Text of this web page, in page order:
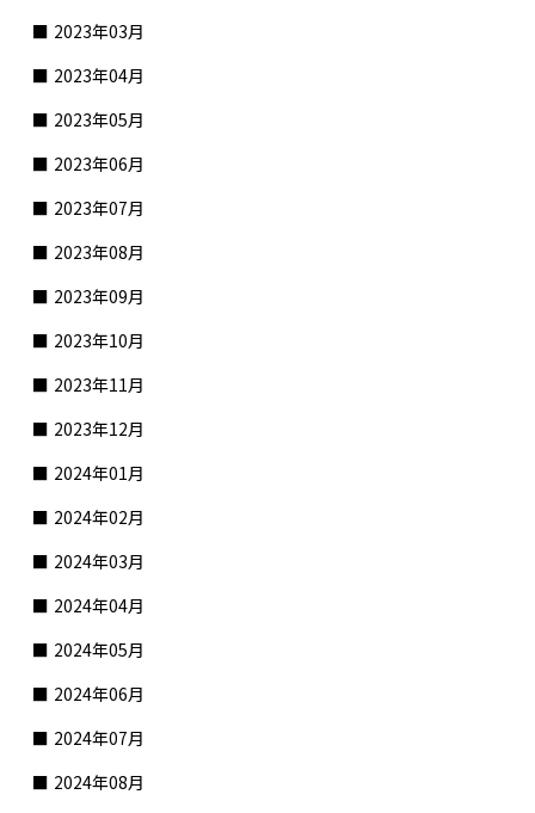
2023年03月
2023年04月
2023年05月
2023年06月
2023年07月
2023年08月
2023年09月
2023年10月
2023年11月
2023年12月
2024年01月
2024年02月
2024年03月
2024年04月
2024年05月
2024年06月
2024年07月
2024年08月